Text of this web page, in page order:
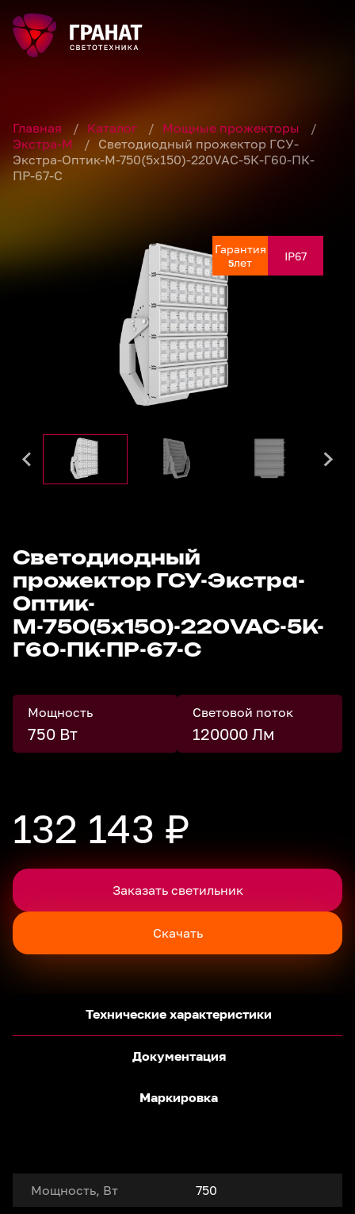
Главная / Каталог / Мощные прожекторы
/
Экстра-М
/ Светодиодный прожектор ГСУ-
Экстра-Оптик-М-750(5x150)-220VAC-5К-Г60-ПК-
ПР-67-С
Гарантия
5лет IP67
Гарантия
5лет IP67
Гарантия
5лет IP67
Гарантия
5лет IP67
Гарантия
5лет IP67
Светодиодный
прожектор ГСУ-Экстра-
Оптик-
М-750(5x150)-220VAC-5К-
Г60-ПК-ПР-67-С
Мощность
750 Вт
Световой поток
120000 Лм
132 143 ₽
Заказать светильник
Скачать
Технические характеристики
Документация
Маркировка
Мощность, Вт 750